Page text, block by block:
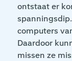
ontstaat er
computers
Daardoor
missen ze